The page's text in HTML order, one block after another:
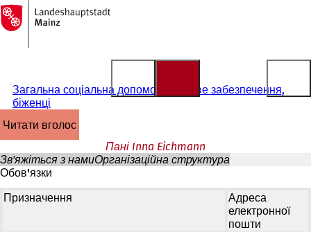
Перейти до змісту
На
головну
сторінку
Загальна соціальна допомога, базове забезпечення,
біженці
читати вголос
Пані Inna Eichmann
Зв'яжіться з намиОрганізаційна структура
Обов'язки
Призначення
Адреса
електронної
пошти